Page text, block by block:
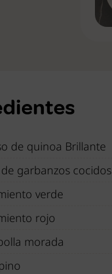
de quinoa Brillante
garbanzos cocidos
verde
rojo
morada